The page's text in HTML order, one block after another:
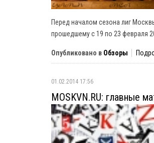
Перед началом сезона лиг
прошедшему с 19 по 23 февраля
Опубликовано в Обзоры
01.02.2014 17:56
MOSKVN.RU: главные